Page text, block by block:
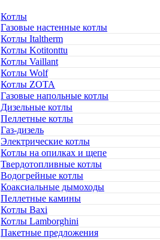
Котлы
Газовые настенные котлы
Котлы Italtherm
Котлы Kotitonttu
Котлы Vaillant
Котлы Wolf
Котлы ZOTA
Газовые напольные котлы
Дизельные котлы
Пеллетные котлы
Газ-дизель
Электрические котлы
Котлы на опилках и щепе
Твердотопливные котлы
Водогрейные котлы
Коаксиальные дымоходы
Пеллетные камины
Котлы Baxi
Котлы Lamborghini
Пакетные предложения